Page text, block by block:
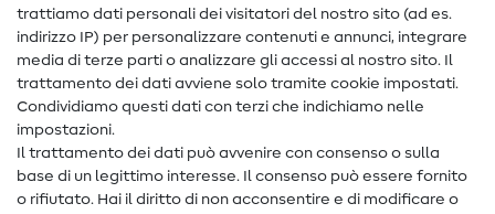
Assistenza e contatto
Contatto
Informazioni sul nuovo proprietario
FAQ
Diritto di recesso
trattiamo dati personali dei visitatori del nostro sito (ad es.
indirizzo IP) per personalizzare contenuti e annunci, integrare
media di terze parti o analizzare gli accessi al nostro sito. Il
trattamento dei dati avviene solo tramite cookie impostati.
Condividiamo questi dati con terzi che indichiamo nelle
impostazioni.
Il trattamento dei dati può avvenire con consenso o sulla
base di un legittimo interesse. Il consenso può essere fornito
o rifiutato. Hai il diritto di non acconsentire e di modificare o